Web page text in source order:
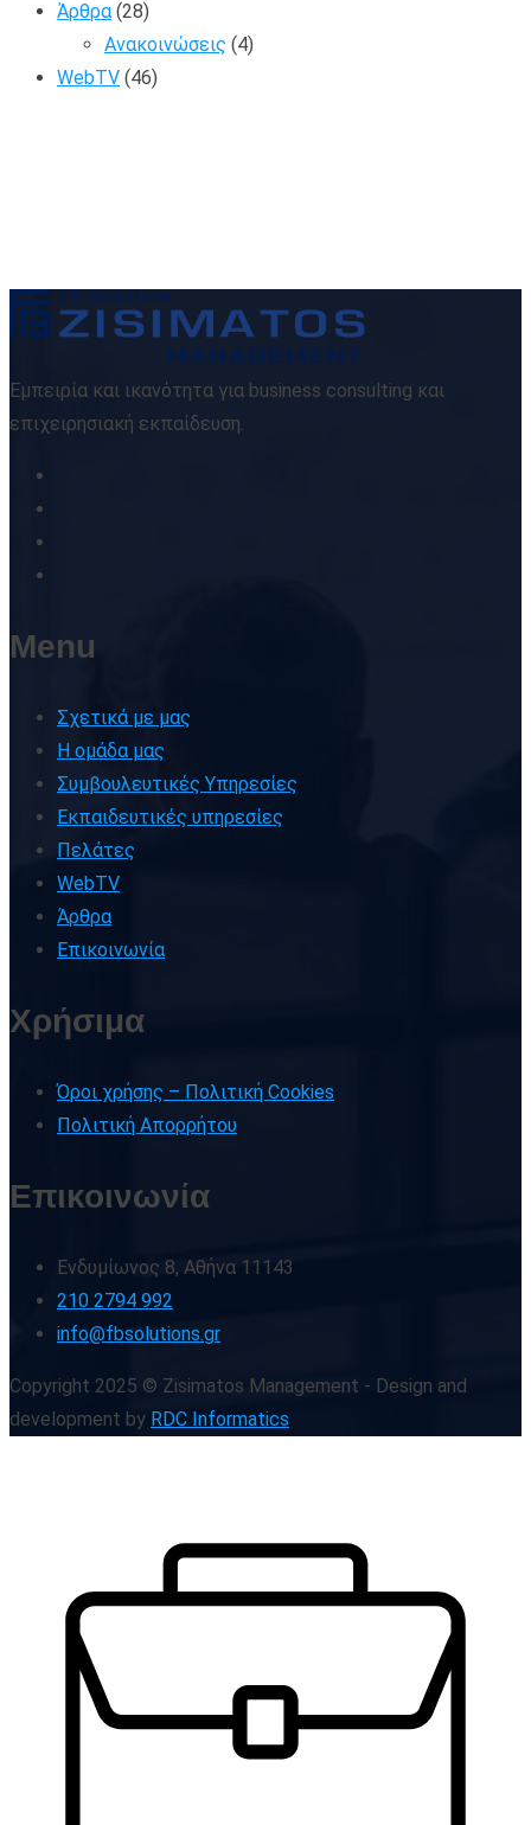
Άρθρα (28)
Ανακοινώσεις (4)
WebTV (46)
Εμπειρία και ικανότητα για business consulting και
επιχειρησιακή εκπαίδευση.
Menu
Σχετικά με μας
Η ομάδα μας
Συμβουλευτικές Υπηρεσίες
Εκπαιδευτικές υπηρεσίες
Πελάτες
WebTV
Άρθρα
Επικοινωνία
Χρήσιμα
Όροι χρήσης – Πολιτική Cookies
Πολιτική Απορρήτου
Επικοινωνία
Ενδυμίωνος 8, Αθήνα 11143
210 2794 992
info@fbsolutions.gr
Copyright 2025 © Zisimatos Management - Design and
development by RDC Informatics